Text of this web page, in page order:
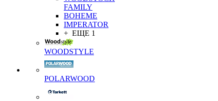
FAMILY
BOHEME
IMPERATOR
+ ЕЩЕ 1
WOODSTYLE
POLARWOOD